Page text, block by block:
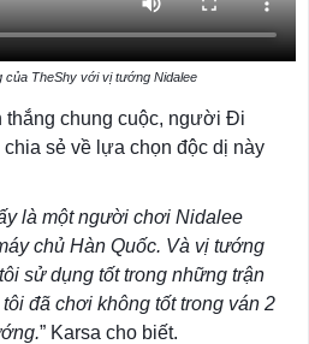
của TheShy với vị tướng Nidalee
thắng chung cuộc, người Đi
sẻ về lựa chọn độc dị này
là một người chơi Nidalee
chủ Hàn Quốc. Và vị tướng
sử dụng tốt trong những trận
đã chơi không tốt trong ván 2
” Karsa cho biết.